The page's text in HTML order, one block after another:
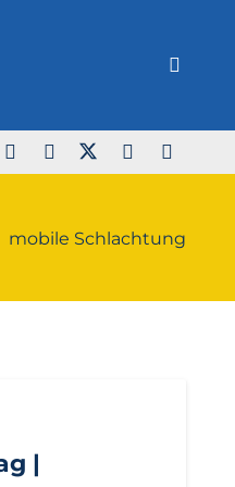
mobile Schlachtung
|